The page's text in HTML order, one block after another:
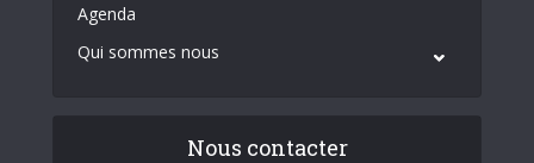
Agenda
Qui sommes nous
Nous contacter